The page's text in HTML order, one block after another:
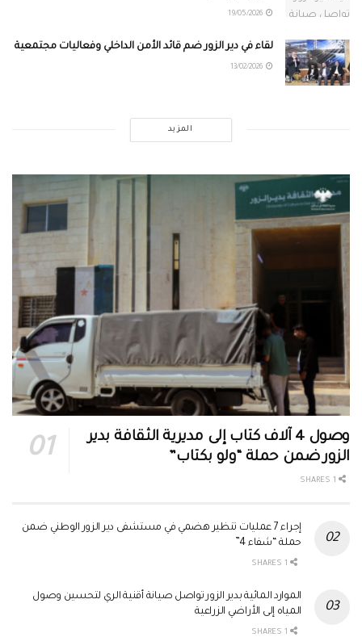
لقاء في دير الزور ضم قائد الأمن الداخلي وفعاليات مجتمعية
المزيد
وصول 4 آلاف كتاب إلى مديرية الثقافة بدير
الزور ضمن حملة “ولو بكتاب”
إجراء 7 عمليات تنظير هضمي في مستشفى دير الزور الوطني ضمن
حملة “شفاء 4”
الموارد المائية بدير الزور تواصل صيانة أقنية الري لتحسين وصول
المياه إلى الأراضي الزراعية